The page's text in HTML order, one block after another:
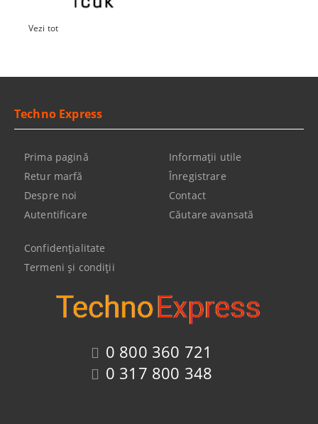
Vezi tot
0 800 360 721
0 317 800 348
Techno Express
Prima pagină
Retur marfă
Despre noi
Autentificare
Informaţii utile
Înregistrare
Contact
Căutare avansată
Confidenţialitate
Termeni şi condiţii